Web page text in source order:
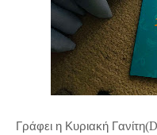
Γράφει η Κυριακή